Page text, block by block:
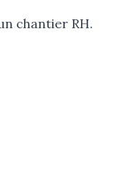
chantier RH.